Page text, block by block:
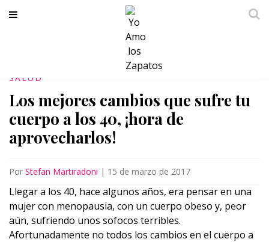
SALUD
Los mejores cambios que sufre tu
cuerpo a los 40, ¡hora de
aprovecharlos!
Por Stefan Martiradoni | 15 de marzo de 2017
Llegar a los 40, hace algunos años, era pensar en una
mujer con menopausia, con un cuerpo obeso y, peor
aún, sufriendo unos sofocos terribles.
Afortunadamente no todos los cambios en el cuerpo a